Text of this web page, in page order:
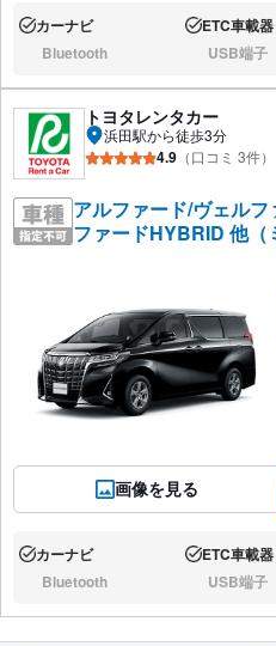
あり:カーナビ あり:ETC車載器
なし:Bluetooth なし:USB端子
トヨタレンタカー
浜田駅から徒歩3分
4.9 （口コミ 3件）
アルファード/ヴェル
ファードHYBRID 他（
画像を見る
あり:カーナビ あり:ETC車載器
なし:Bluetooth なし:USB端子